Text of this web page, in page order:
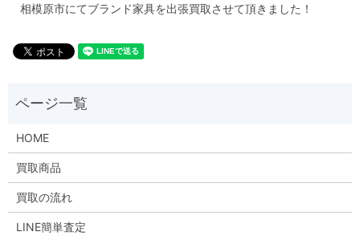
相模原市にてブランド家具を出張買取させて頂きました！
HOME
買取商品
買取の流れ
LINE簡単査定